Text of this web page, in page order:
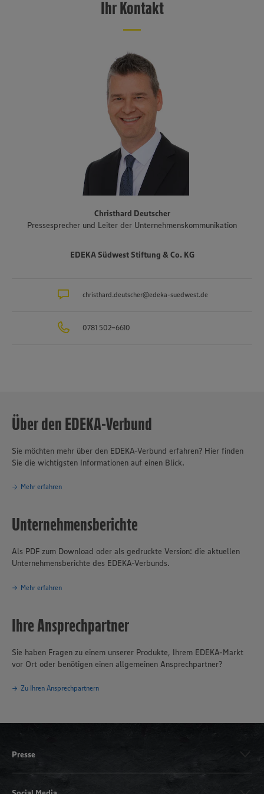
1.100 Märkten, größtenteils betrieben von selbstständigen
Hessens und Teile Bayerns. Zum Unternehmensverbund gehören
auch der Fleisch- und Wurstwarenhersteller EDEKA Südwest Fleisch
inklusive Produktionsstandort Schwarzwaldhof für Schwarzwälder
Schinken und geräucherte Produkte, die Bäckereigruppe Backkultur,
der Mineralbrunnen Schwarzwald-Sprudel, der Ortenauer
Weinkeller und der Fischwarenspezialist Frischkost. Einer der
Schwerpunkte des Sortiments der Märkte liegt auf Produkten aus
der Region. Im Rahmen der Regionalmarke „Unsere Heimat“
arbeitet EDEKA Südwest beispielsweise mit mehr als 1.500
Erzeugern und Lieferanten aus Bundesländern des Vertriebsgebiets
zusammen. Eine Auswahl an Partnerbetrieben der regionalen
Landwirtschaft im Überblick gibt es unter
Unternehmensverbund, inklusive des selbständigen Einzelhandels,
ist mit rund 47.000 Mitarbeitenden, darunter etwa 3.400
Arbeitgeber und Ausbilder in der Region. Insgesamt etwa 10.000
Mitarbeitende arbeiten an den Bedientheken für Fleisch und Wurst
Ihr Kontakt
Christhard Deutscher
Pressesprecher und Leiter der Unternehmenskommunikation
EDEKA Südwest Stiftung & Co. KG
christhard.deutscher@edeka-suedwest.de
0781 502-6610
Über den EDEKA-Verbund
Sie möchten mehr über den EDEKA-Verbund erfahren? Hier finden
Sie die wichtigsten Informationen auf einen Blick.
Mehr erfahren
Unternehmensberichte
Als PDF zum Download oder als gedruckte Version: die aktuellen
Unternehmensberichte des EDEKA-Verbunds.
Mehr erfahren
Ihre Ansprechpartner
Sie haben Fragen zu einem unserer Produkte, Ihrem EDEKA-Markt
vor Ort oder benötigen einen allgemeinen Ansprechpartner?
Zu Ihren Ansprechpartnern
Presse